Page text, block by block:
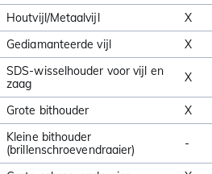
Houtvijl/Metaalvijl
X
Gediamanteerde vijl
X
SDS-wisselhouder voor vijl en
zaag
X
Grote bithouder X
Kleine bithouder
(brillenschroevendraaier)
-